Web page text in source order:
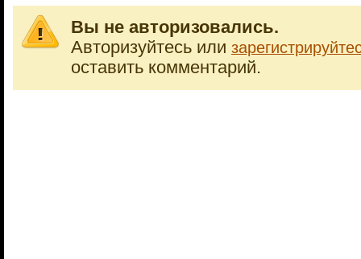
Вы не авторизовались.
Авторизуйтесь или
оставить комментарий.